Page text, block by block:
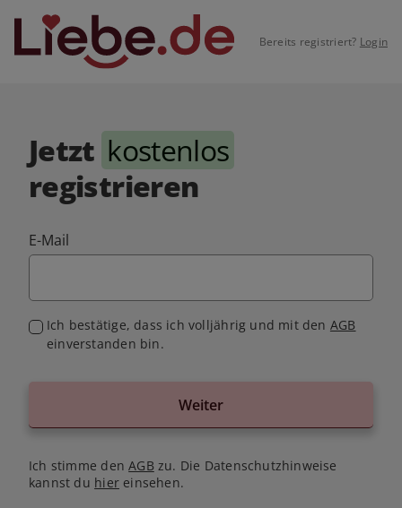
Bereits registriert? Login
Jetzt kostenlos
registrieren
E-Mail
Ich bestätige, dass ich volljährig und mit den AGB
einverstanden bin.
Weiter
Ich stimme denAGB zu. Die Datenschutzhinweise
kannst du hiereinsehen.